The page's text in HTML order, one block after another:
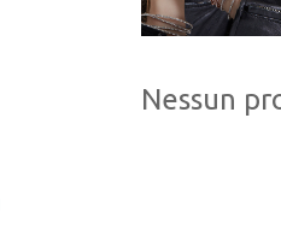
Nessun